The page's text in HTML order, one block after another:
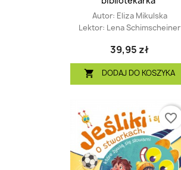
Autor: Eliza Mikulska
Lektor: Lena Schimscheiner
39,95 zł
 DODAJ DO KOSZYKA
favorite_border